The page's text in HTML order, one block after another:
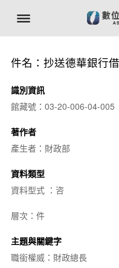
件名：抄送德華銀行
識別資訊
館藏號：03-20-006-04-005
著作者
產生者：財政部
資料類型
資料型式 ：咨
層次：件
主題與關鍵字
職銜權威：財政總長